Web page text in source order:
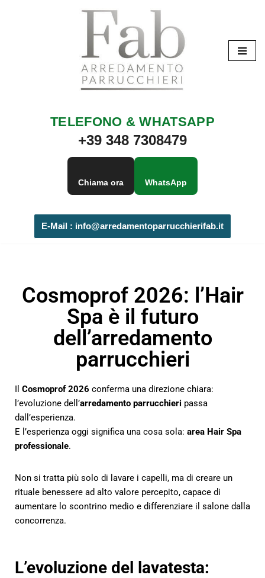
TELEFONO & WHATSAPP
+39 348 7308479
Chiama ora WhatsApp
E-Mail : info@arredamentoparrucchierifab.it
Cosmoprof 2026: l’Hair
Spa è il futuro
dell’arredamento
parrucchieri
Il Cosmoprof 2026 conferma una direzione chiara:
l’evoluzione dell’arredamento parrucchieri passa
dall’esperienza.
E l’esperienza oggi significa una cosa sola: area Hair Spa
professionale.
Non si tratta più solo di lavare i capelli, ma di creare un
rituale benessere ad alto valore percepito, capace di
aumentare lo scontrino medio e differenziare il salone dalla
concorrenza.
L’evoluzione del lavatesta: